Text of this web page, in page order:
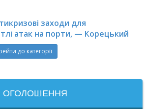
Чорного та
морів
служби
заходи для
атак на порти, — Корецький
до категорії
ОГОЛОШЕННЯ